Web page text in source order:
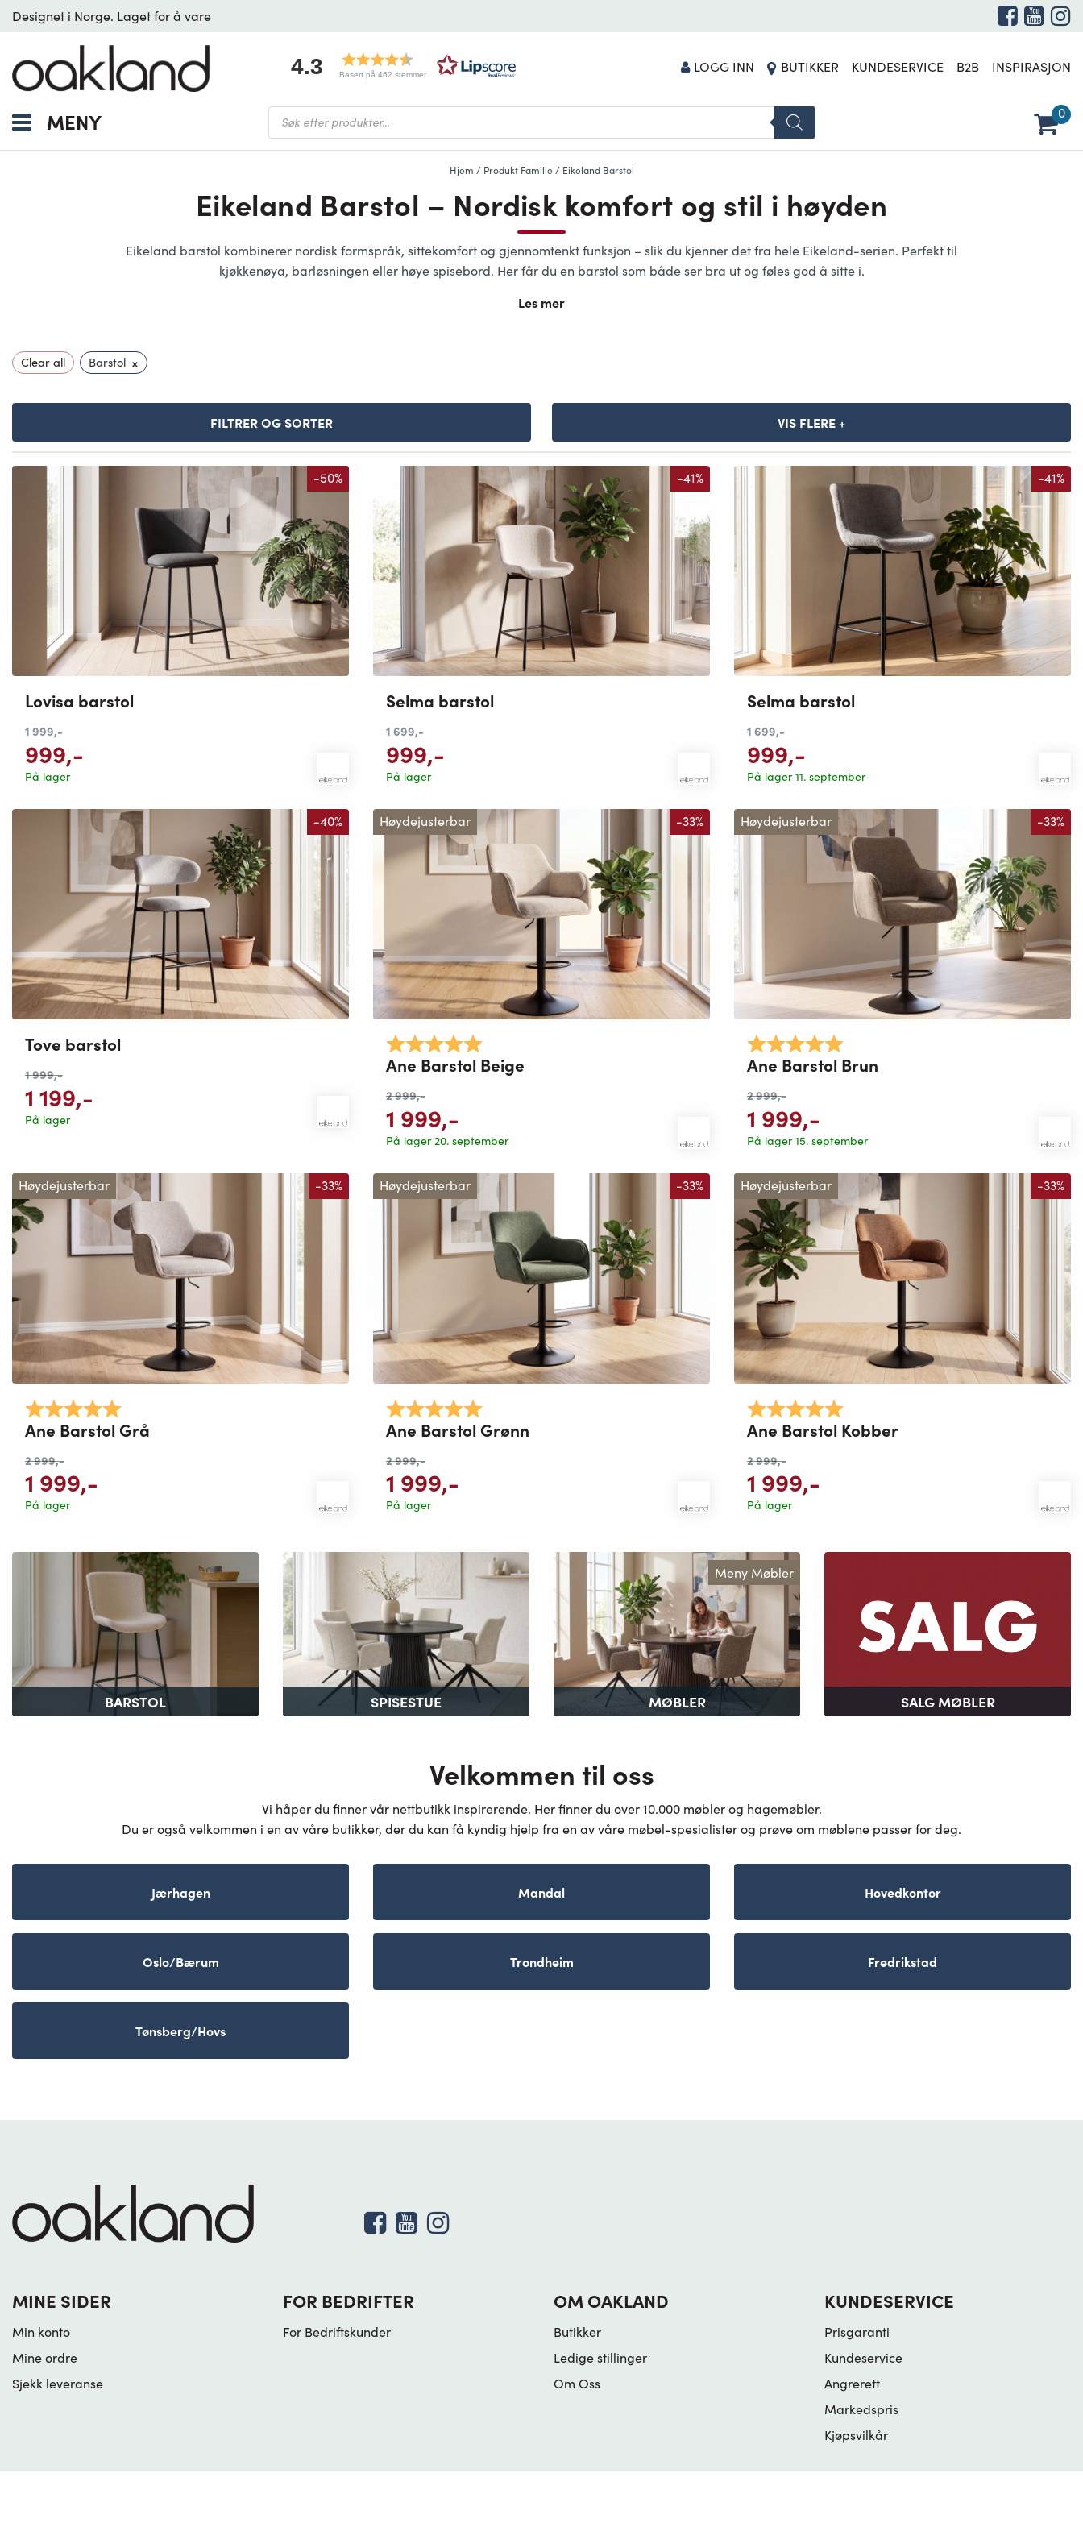
Designet i Norge. Laget for å vare
4.3 Basert på 462 stemmer LOGG INN BUTIKKER KUNDESERVICE B2B INSPIRASJON
MENY
Products
search
0
Hjem / Produkt Familie / Eikeland Barstol
Eikeland Barstol – Nordisk komfort og stil i høyden
Eikeland barstol kombinerer nordisk formspråk, sittekomfort og gjennomtenkt funksjon – slik du kjenner det fra hele Eikeland-serien. Perfekt til
kjøkkenøya, barløsningen eller høye spisebord. Her får du en barstol som både ser bra ut og føles god å sitte i.
Les mer
Clear all Barstol ×
FILTRER OG SORTER VIS FLERE +
-50%
Lovisa barstol
1 999,-
999,-
På lager
-41%
Selma barstol
1 699,-
999,-
På lager
-41%
Selma barstol
1 699,-
999,-
På lager 11. september
-40%
Tove barstol
1 999,-
1 199,-
På lager
Høydejusterbar -33%
Karakter: 5.0 av 5 mulige
Ane Barstol Beige
2 999,-
1 999,-
På lager 20. september
Høydejusterbar -33%
Karakter: 5.0 av 5 mulige
Ane Barstol Brun
2 999,-
1 999,-
På lager 15. september
Høydejusterbar -33%
Karakter:
Ane Barstol Grå
2 999,-
1 999,-
På lager
Høydejusterbar -33%
Karakter: 5.0 av 5 mulige
Ane Barstol Grønn
2 999,-
1 999,-
På lager
Høydejusterbar -33%
Karakter: 5.0 av 5 mulige
Ane Barstol Kobber
2 999,-
1 999,-
På lager
BARSTOL SPISESTUE
Meny Møbler
MØBLER SALG MØBLER
Velkommen til oss
Vi håper du finner vår nettbutikk inspirerende. Her finner du over 10.000 møbler og hagemøbler.
Du er også velkommen i en av våre butikker, der du kan få kyndig hjelp fra en av våre møbel-spesialister og prøve om møblene passer for deg.
Jærhagen Mandal Hovedkontor
Oslo/Bærum Trondheim Fredrikstad
Tønsberg/Hovs
MINE SIDER
Min konto
Mine ordre
Sjekk leveranse
FOR BEDRIFTER
For Bedriftskunder
OM OAKLAND
Butikker
Ledige stillinger
Om Oss
KUNDESERVICE
Prisgaranti
Kundeservice
Angrerett
Markedspris
Kjøpsvilkår